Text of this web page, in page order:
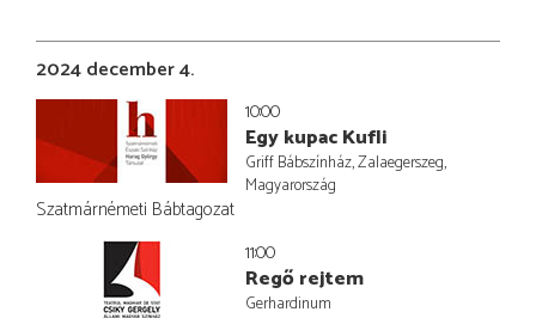
2024 december 4.
10:00
Egy kupac Kufli
Griff Bábszínház, Zalaegerszeg,
Magyarország
Szatmárnémeti Bábtagozat
11:00
Regő rejtem
Gerhardinum